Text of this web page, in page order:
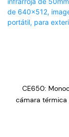
CE650:
cámara térmica
resolución de